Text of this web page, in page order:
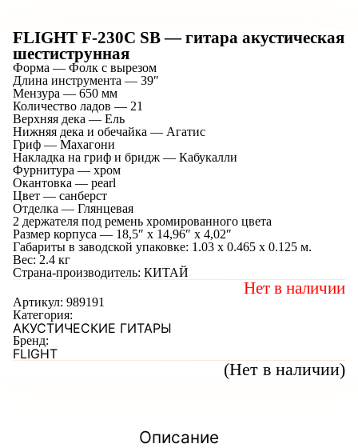
FLIGHT F-230C SB — гитара акустическая
шестиструнная
(Нет в наличии)
Форма — Фолк с вырезом
Длина инструмента — 39″
Мензура — 650 мм
Количество ладов — 21
Верхняя дека — Ель
Нижняя дека и обечайка — Агатис
Гриф — Махагони
Накладка на гриф и бридж — Кабукалли
Фурнитура — хром
Окантовка — pearl
Цвет — санберст
Отделка — Глянцевая
2 держателя под ремень хромированного цвета
Размер корпуса — 18,5″ x 14,96″ x 4,02″
Габариты в заводской упаковке: 1.03 x 0.465 x 0.125 м.
Вес: 2.4 кг
Страна-производитель: КИТАЙ
Нет в наличии
Артикул: 989191
Категория:
АКУСТИЧЕСКИЕ ГИТАРЫ
Бренд:
FLIGHT
Описание